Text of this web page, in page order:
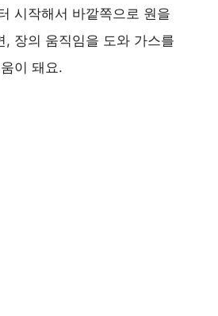
시작해서 바깥쪽으로 원을
, 장의 움직임을 도와 가스를
이 돼요.